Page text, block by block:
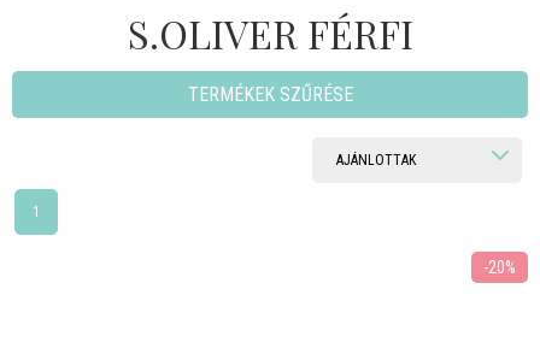
S.OLIVER FÉRFI
TERMÉKEK SZŰRÉSE
1
-20%